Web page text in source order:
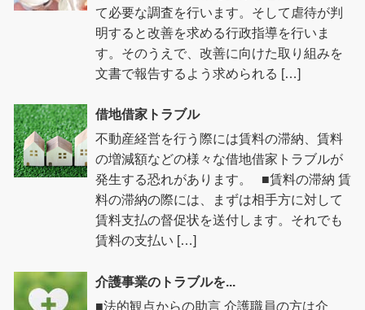
て必要な調査を行います。そして虐待が判
明すると改善を求める行政指導を行いま
す。そのうえで、改善に向けた取り組みを
文書で報告するよう求められる […]
借地借家トラブル
不動産経営を行う際には賃料の滞納、賃料
の増減額などの様々な借地借家トラブルが
発生する恐れがあります。 ■賃料の滞納 賃
料の滞納の際には、まずは相手方に対して
賃料支払の督促状を送付します。それでも
賃料の支払い […]
介護事業のトラブルを...
■法的観点からの助言 介護職員の方は介